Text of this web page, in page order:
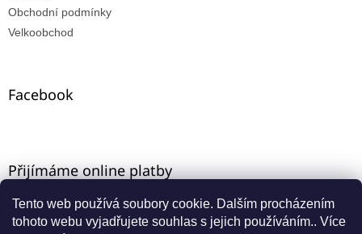
Tento web používá soubory cookie. Dalším procházením
tohoto webu vyjadřujete souhlas s jejich používáním.. Více
Obchodní podmínky
Velkoobchod
Facebook
Přijímáme online platby